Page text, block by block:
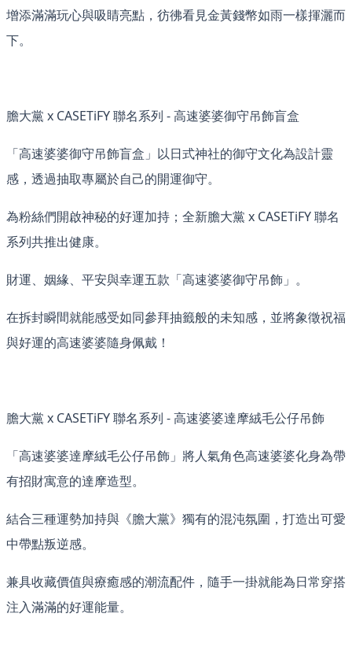
增添滿滿玩心與吸睛亮點，彷彿看見金黃錢幣如雨一樣揮灑而
下。
膽大黨 x CASETiFY 聯名系列 - 高速婆婆御守吊飾盲盒
「高速婆婆御守吊飾盲盒」以日式神社的御守文化為設計靈
感，透過抽取專屬於自己的開運御守。
為粉絲們開啟神秘的好運加持；全新膽大黨 x CASETiFY 聯名
系列共推出健康。
財運、姻緣、平安與幸運五款「高速婆婆御守吊飾」。
在拆封瞬間就能感受如同參拜抽籤般的未知感，並將象徵祝福
與好運的高速婆婆隨身佩戴！
膽大黨 x CASETiFY 聯名系列 - 高速婆婆達摩絨毛公仔吊飾
「高速婆婆達摩絨毛公仔吊飾」將人氣角色高速婆婆化身為帶
有招財寓意的達摩造型。
結合三種運勢加持與《膽大黨》獨有的混沌氛圍，打造出可愛
中帶點叛逆感。
兼具收藏價值與療癒感的潮流配件，隨手一掛就能為日常穿搭
注入滿滿的好運能量。